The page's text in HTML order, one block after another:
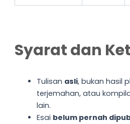
Syarat dan
Tulisan asli, bukan hasil
terjemahan, atau
lain.
Esai belum pernah